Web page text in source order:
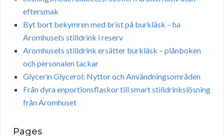
eftersmak
Byt bort bekymren med brist på burkläsk – ha
Aromhusets stilldrink i reserv
Aromhusets stilldrink ersätter burkläsk – plånboken
och personalen tackar
Glycerin Glycerol: Nyttor och Användningsområden
Från dyra enportionsflaskor till smart stilldrinkslösning
från Aromhuset
Pages